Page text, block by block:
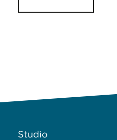
Studio